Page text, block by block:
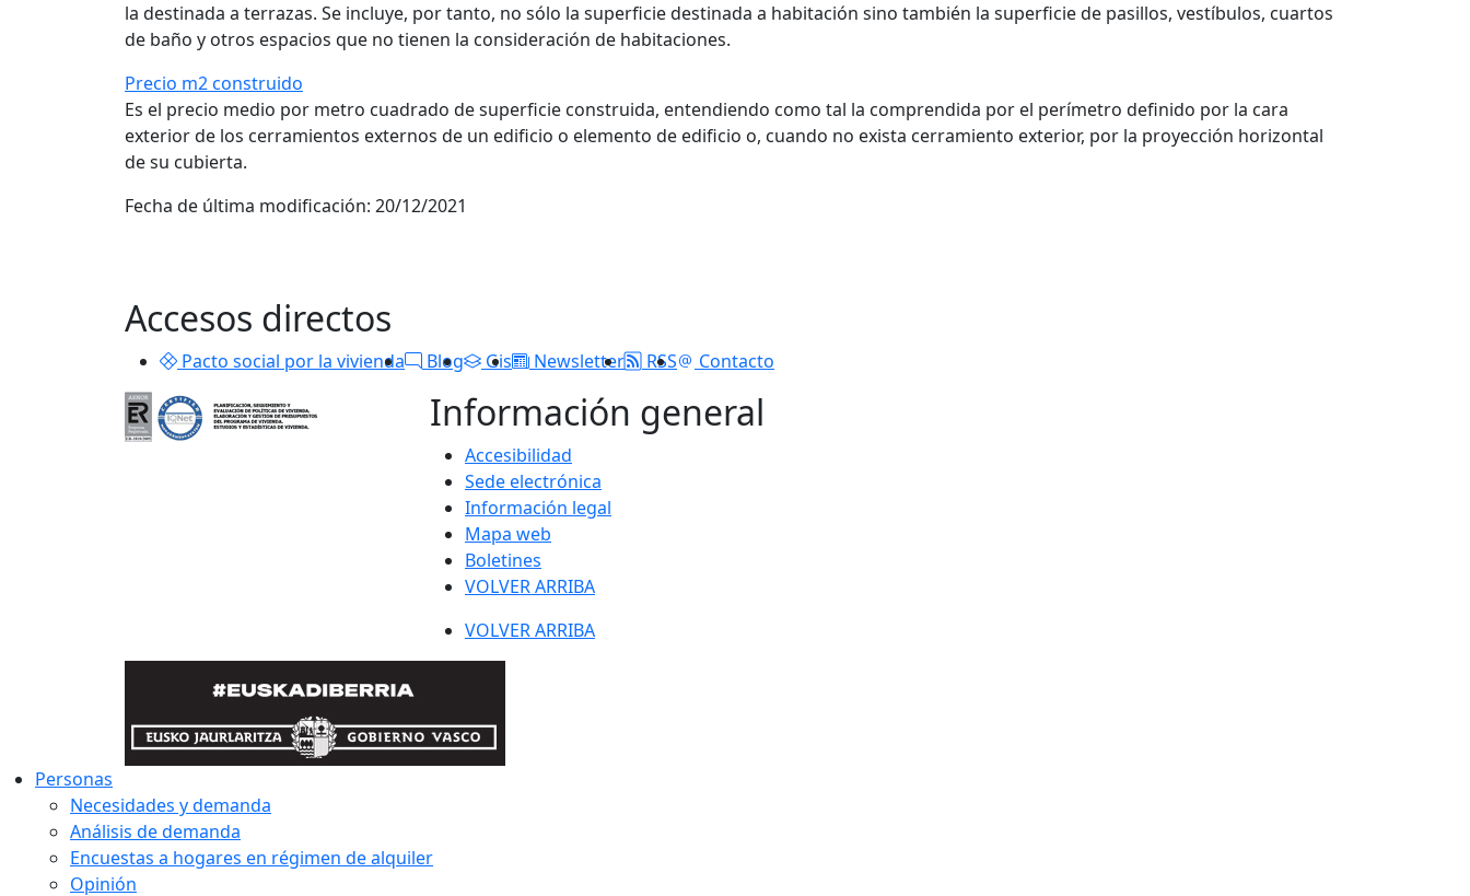
la destinada a terrazas. Se incluye, por tanto, no sólo la superficie destinada a habitación sino también la superficie de pasillos, vestíbulos, cuartos
de baño y otros espacios que no tienen la consideración de habitaciones.
Precio m2 construido
Es el precio medio por metro cuadrado de superficie construida, entendiendo como tal la comprendida por el perímetro definido por la cara
exterior de los cerramientos externos de un edificio o elemento de edificio o, cuando no exista cerramiento exterior, por la proyección horizontal
de su cubierta.
Fecha de última modificación: 20/12/2021
Accesos directos
Pacto social por la vivienda Blog Gis Newsletter RSS Contacto
Información general
Accesibilidad
Sede electrónica
Información legal
Mapa web
Boletines
VOLVER ARRIBA
VOLVER ARRIBA
Personas
Necesidades y demanda
Análisis de demanda
Encuestas a hogares en régimen de alquiler
Opinión